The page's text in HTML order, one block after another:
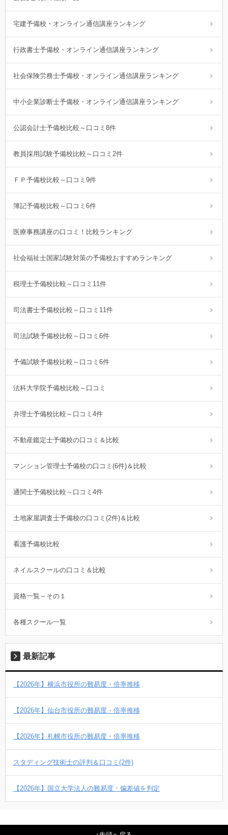
宅建予備校・オンライン通信講座ランキング
行政書士予備校・オンライン通信講座ランキング
社会保険労務士予備校・オンライン通信講座ランキング
中小企業診断士予備校・オンライン通信講座ランキング
公認会計士予備校比較～口コミ8件
教員採用試験予備校比較～口コミ2件
ＦＰ予備校比較～口コミ9件
簿記予備校比較～口コミ6件
医療事務講座の口コミ！比較ランキング
社会福祉士国家試験対策の予備校おすすめランキング
税理士予備校比較～口コミ11件
司法書士予備校比較～口コミ11件
司法試験予備校比較～口コミ6件
予備試験予備校比較～口コミ6件
法科大学院予備校比較～口コミ
弁理士予備校比較～口コミ4件
不動産鑑定士予備校の口コミ＆比較
マンション管理士予備校の口コミ(6件)＆比較
通関士予備校比較～口コミ4件
土地家屋調査士予備校の口コミ(2件)＆比較
看護予備校比較
ネイルスクールの口コミ＆比較
資格一覧～その１
各種スクール一覧
最新記事
【2026年】横浜市役所の難易度・倍率推移
【2026年】仙台市役所の難易度・倍率推移
【2026年】札幌市役所の難易度・倍率推移
スタディング技術士の評判＆口コミ(2件)
【2026年】国立大学法人の難易度・偏差値を判定